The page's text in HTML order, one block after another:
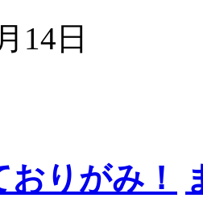
14日
りがみ！